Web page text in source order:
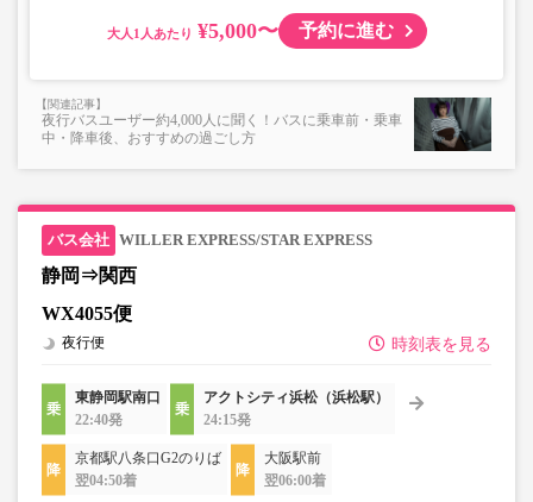
大人 ¥5,000〜 予約に進む
夜行バスユーザー約4,000人に聞く！バスに乗車前・乗車
中・降車後、おすすめの過ごし方
WILLER EXPRESS/STAR EXPRESS
静岡⇒関西
WX4055便
時刻表を見る
夜行便
東静岡駅南口
22:40発
アクトシティ浜松（浜松駅）
24:15発
京都駅八条口G2のりば
翌04:50着
大阪駅前
翌06:00着